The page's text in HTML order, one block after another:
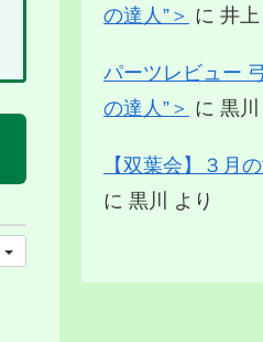
の達人”＞ に 井上
パーツレビュー
の達人”＞ に 黒川
【双葉会】３月
に 黒川 より